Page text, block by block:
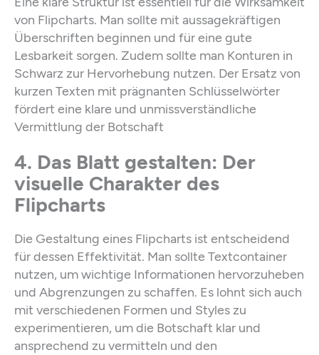
von Flipcharts. Man sollte mit aussagekräftigen
Überschriften beginnen und für eine gute
Lesbarkeit sorgen. Zudem sollte man Konturen in
Schwarz zur Hervorhebung nutzen. Der Ersatz von
kurzen Texten mit prägnanten Schlüsselwörter
fördert eine klare und unmissverständliche
Vermittlung der Botschaft
4. Das Blatt gestalten: Der
visuelle Charakter des
Flipcharts
Die Gestaltung eines Flipcharts ist entscheidend
für dessen Effektivität. Man sollte Textcontainer
nutzen, um wichtige Informationen hervorzuheben
und Abgrenzungen zu schaffen. Es lohnt sich auch
mit verschiedenen Formen und Styles zu
experimentieren, um die Botschaft klar und
ansprechend zu vermitteln und den